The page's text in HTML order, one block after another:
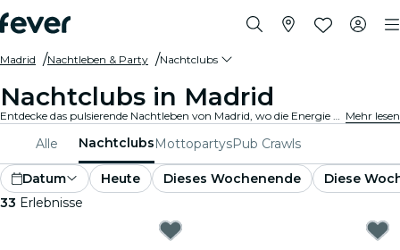
Madrid Nachtleben & Party Nachtclubs
Nachtclubs in Madrid
Entdecke das pulsierende Nachtleben von Madrid, wo die Energie hoch ist und die Musik nonstop läuft. Besuche die besten Nachtclubs, tanze zu den besten DJs, trinke erstklassige Drinks und genieße die Stimmung. Bist du bereit für eine unvergessliche Nacht? Mehr lesen
Alle NachtclubsMottopartysPub Crawls
Datum Heute Dieses Wochenende
Diese
33 Erlebnisse